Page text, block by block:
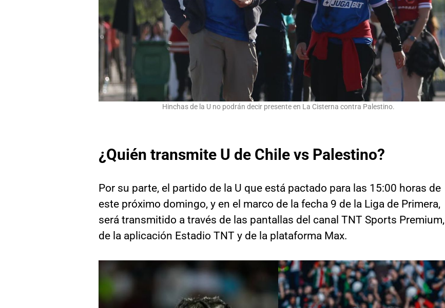
Hinchas de la U no podrán decir presente en La Cisterna contra Palestino.
¿Quién transmite U de Chile vs Palestino?
Por su parte, el partido de la U que está pactado para las 15:00 horas de
este próximo domingo, y en el marco de la fecha 9 de la Liga de Primera,
será transmitido a través de las pantallas del canal TNT Sports Premium,
de la aplicación Estadio TNT y de la plataforma Max.